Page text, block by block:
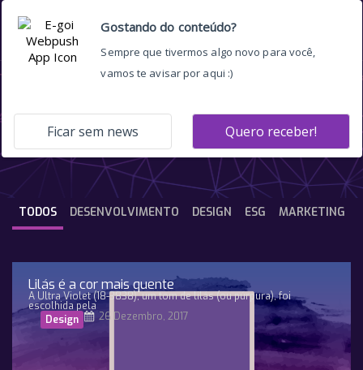
posição zero
DESENVOLVIMENTO DESIGN ESG MARKETING
TODOS
Lilás é a cor mais quente
A Ultra Violet (18-3838), um tom de lilás (ou púrpura), foi
escolhida pela
Design
26 Dezembro, 2017